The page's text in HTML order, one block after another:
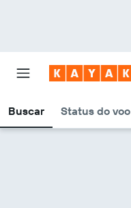
Buscar Status do voo